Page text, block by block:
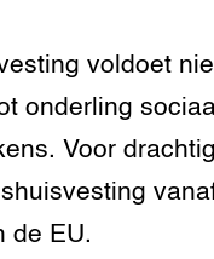
voldoet
onderling
Voor
de EU.